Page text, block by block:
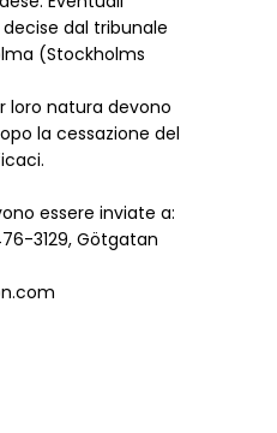
dal tribunale
(Stockholms
loro natura devono
la cessazione del
essere inviate a:
3129, Götgatan